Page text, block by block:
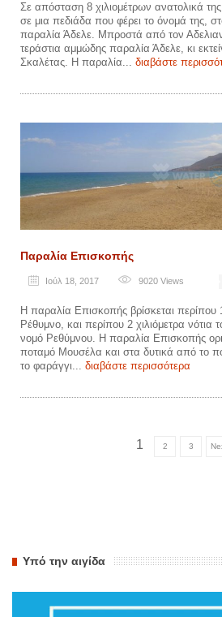
Σε απόσταση 8 χιλιομέτρων ανατολικά
σε μια πεδιάδα που φέρει το όνομά της,
παραλία Άδελε. Μπροστά από τον
τεράστια αμμώδης παραλία Άδελε, κι
Σκαλέτας. Η παραλία... διαβάστε
Παραλία Επισκοπής
Ιούλ 18, 2017 9020 Views
Η παραλία Επισκοπής βρίσκεται περίπου
Ρέθυμνο, και περίπου 2 χιλιόμετρα νότια
νομό Ρεθύμνου. Η παραλία Επισκοπής
ποταμό Μουσέλα και στα δυτικά από το
το φαράγγι... διαβάστε περισσότερα
1 2 3
Υπό την αιγίδα